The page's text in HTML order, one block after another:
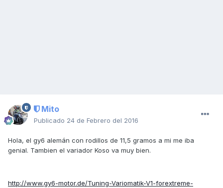
Mito
Publicado 24 de Febrero del 2016
Hola, el gy6 alemán con rodillos de 11,5 gramos a mi me iba
genial. Tambien el variador Koso va muy bien.
http://www.gy6-motor.de/Tuning-Variomatik-V1-forextreme-